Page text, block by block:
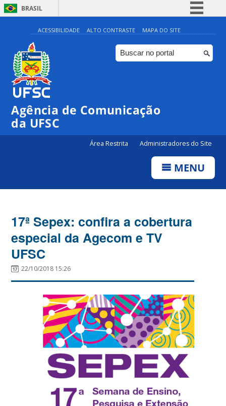
BRASIL
Simplifique!
Comunica BR
Participe
Canais
ACESSIBILIDADE ALTO CONTRASTE MAPA DO SITE
Agência de Comunicação
da UFSC
Área Restrita Administradores do Site
MENU
17ª Sepex: confira a cobertura
especial da Agecom e TV
UFSC
22/10/2018 15:26